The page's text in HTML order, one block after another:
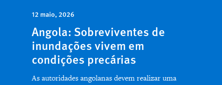
12 maio, 2026
Angola: Sobreviventes de
inundações vivem em
condições precárias
As autoridades angolanas devem realizar uma